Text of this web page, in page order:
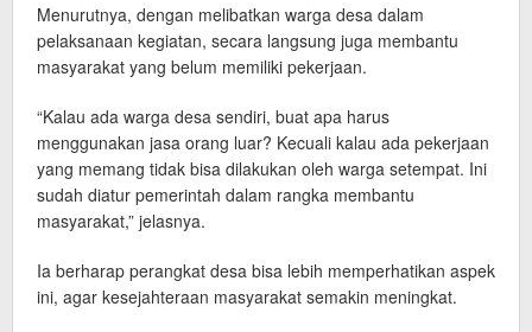
Menurutnya, dengan melibatkan warga desa dalam
pelaksanaan kegiatan, secara langsung juga membantu
masyarakat yang belum memiliki pekerjaan.
“Kalau ada warga desa sendiri, buat apa harus
menggunakan jasa orang luar? Kecuali kalau ada pekerjaan
yang memang tidak bisa dilakukan oleh warga setempat. Ini
sudah diatur pemerintah dalam rangka membantu
masyarakat,” jelasnya.
Ia berharap perangkat desa bisa lebih memperhatikan aspek
ini, agar kesejahteraan masyarakat semakin meningkat.